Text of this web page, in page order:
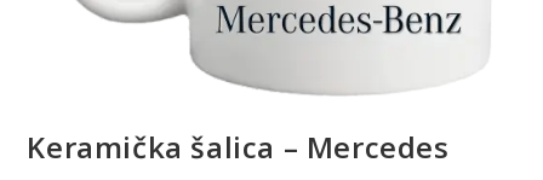
Keramička šalica – Mercedes